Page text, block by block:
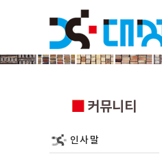
커뮤니티
인사말